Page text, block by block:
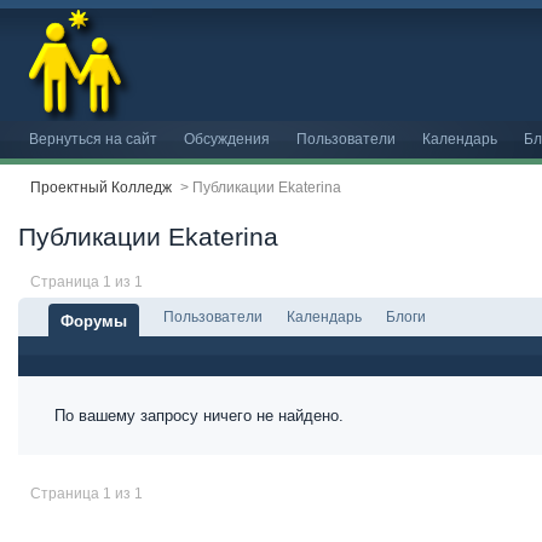
Вернуться на сайт Обсуждения Пользователи Календарь
Проектный Колледж > Публикации Ekaterina
Публикации Ekaterina
Страница 1 из 1
Форумы Пользователи Календарь Блоги
По вашему запросу ничего не найдено.
Страница 1 из 1